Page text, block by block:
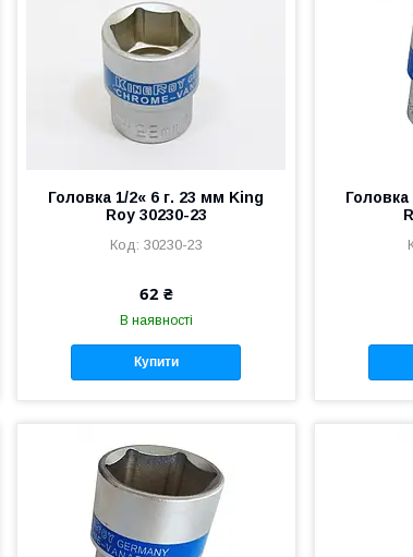
Головка 1/2« 6 г. 23 мм King
Roy 30230-23
30230-23
62 ₴
В наявності
Купити